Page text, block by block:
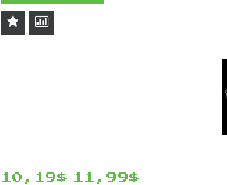
10,19$ 11,99$